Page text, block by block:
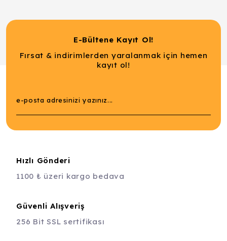
E-Bültene Kayıt Ol!
Fırsat & indirimlerden yaralanmak için hemen
kayıt ol!
Hızlı Gönderi
1100 ₺ üzeri kargo bedava
Güvenli Alışveriş
256 Bit SSL sertifikası